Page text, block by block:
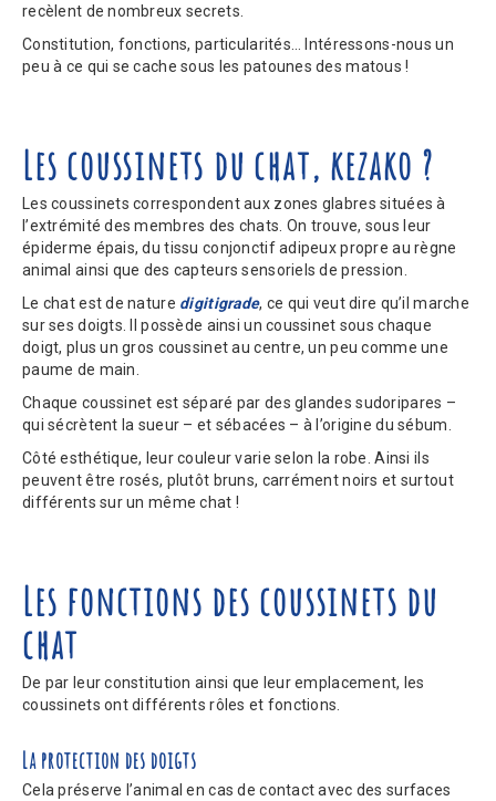
recèlent de nombreux secrets.
Constitution, fonctions, particularités… Intéressons-nous un
peu à ce qui se cache sous les patounes des matous !
Les coussinets du chat, kezako ?
Les coussinets correspondent aux zones glabres situées à
l’extrémité des membres des chats. On trouve, sous leur
épiderme épais, du tissu conjonctif adipeux propre au règne
animal ainsi que des capteurs sensoriels de pression.
Le chat est de nature digitigrade, ce qui veut dire qu’il marche
sur ses doigts. Il possède ainsi un coussinet sous chaque
doigt, plus un gros coussinet au centre, un peu comme une
paume de main.
Chaque coussinet est séparé par des glandes sudoripares –
qui sécrètent la sueur – et sébacées – à l’origine du sébum.
Côté esthétique, leur couleur varie selon la robe. Ainsi ils
peuvent être rosés, plutôt bruns, carrément noirs et surtout
différents sur un même chat !
Les fonctions des coussinets du
chat
De par leur constitution ainsi que leur emplacement, les
coussinets ont différents rôles et fonctions.
La protection des doigts
Cela préserve l’animal en cas de contact avec des surfaces